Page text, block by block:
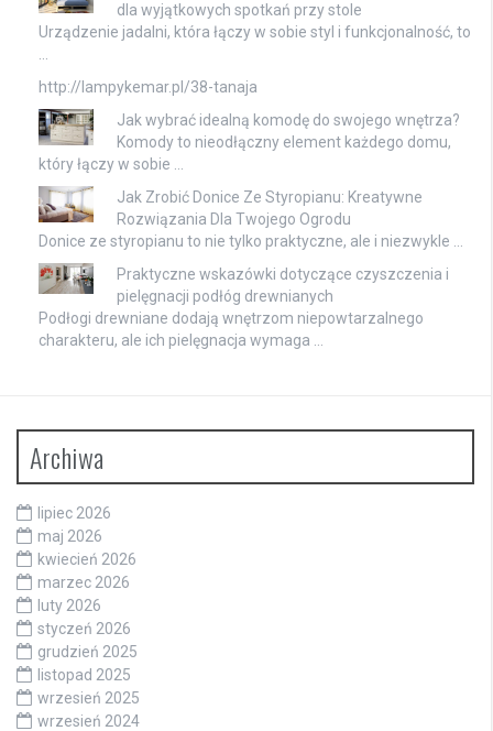
dla wyjątkowych spotkań przy stole
Urządzenie jadalni, która łączy w sobie styl i funkcjonalność, to
http://lampykemar.pl/38-tanaja
Jak wybrać idealną komodę do swojego wnętrza?
Komody to nieodłączny element każdego domu,
który łączy w sobie …
Jak Zrobić Donice Ze Styropianu: Kreatywne
Rozwiązania Dla Twojego Ogrodu
Donice ze styropianu to nie tylko praktyczne, ale i niezwykle …
Praktyczne wskazówki dotyczące czyszczenia i
pielęgnacji podłóg drewnianych
Podłogi drewniane dodają wnętrzom niepowtarzalnego
charakteru, ale ich pielęgnacja wymaga …
Archiwa
lipiec 2026
maj 2026
kwiecień 2026
marzec 2026
luty 2026
styczeń 2026
grudzień 2025
listopad 2025
wrzesień 2025
wrzesień 2024